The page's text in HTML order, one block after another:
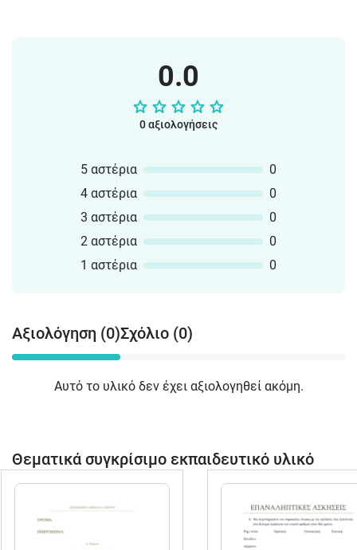
0.0
0 αξιολογήσεις
5 αστέρια
0
4 αστέρια
0
3 αστέρια
0
2 αστέρια
0
1 αστέρια
0
Αξιολόγηση (0)Σχόλιο (0)
Αυτό το υλικό δεν έχει αξιολογηθεί ακόμη.
Θεματικά συγκρίσιμο εκπαιδευτικό υλικό